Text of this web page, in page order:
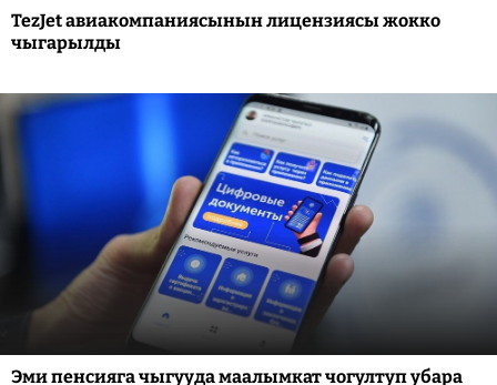
TezJet авиакомпаниясынын лицензиясы жокко
чыгарылды
Эми пенсияга чыгууда маалымкат чогултуп убара